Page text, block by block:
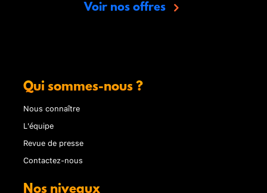
Voir nos offres
Qui sommes-nous ?
Nous connaître
L'équipe
Revue de presse
Contactez-nous
Nos niveaux